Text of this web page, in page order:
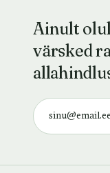
Ainult
värsked